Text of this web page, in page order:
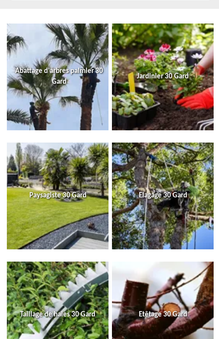
Abattage d'arbres palmier 30
Gard
Jardinier 30 Gard
Paysagiste 30 Gard Elagage 30 Gard
Taillage de haies 30 Gard Etêtage 30 Gard